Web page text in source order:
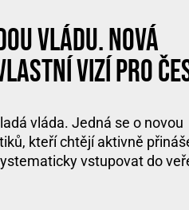
vládu. Nová
vizí pro
vláda. Jedná se o novou
kteří chtějí aktivně
vstupovat do